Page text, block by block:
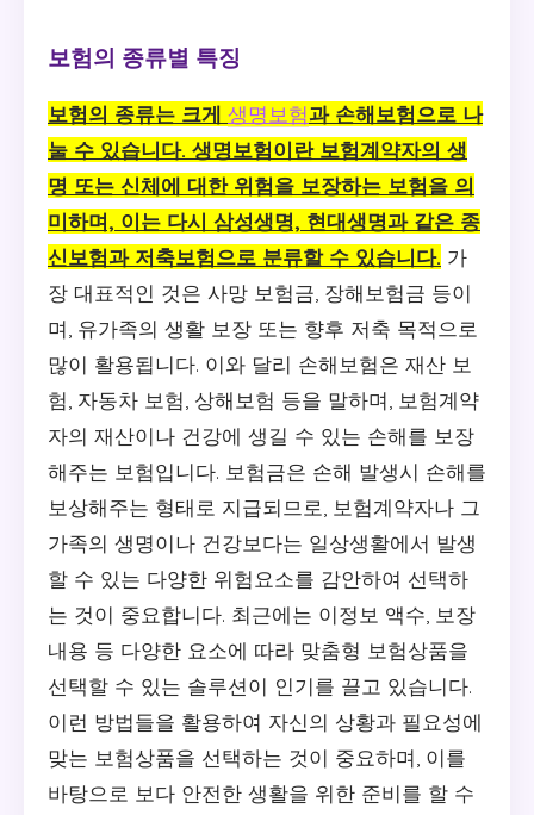
보험의 종류별 특징
보험의 종류는 크게 생명보험과 손해보험으로 나
눌 수 있습니다. 생명보험이란 보험계약자의 생
명 또는 신체에 대한 위험을 보장하는 보험을 의
미하며, 이는 다시 삼성생명, 현대생명과 같은 종
신보험과 저축보험으로 분류할 수 있습니다. 가
장 대표적인 것은 사망 보험금, 장해보험금 등이
며, 유가족의 생활 보장 또는 향후 저축 목적으로
많이 활용됩니다. 이와 달리 손해보험은 재산 보
험, 자동차 보험, 상해보험 등을 말하며, 보험계약
자의 재산이나 건강에 생길 수 있는 손해를 보장
해주는 보험입니다. 보험금은 손해 발생시 손해를
보상해주는 형태로 지급되므로, 보험계약자나 그
가족의 생명이나 건강보다는 일상생활에서 발생
할 수 있는 다양한 위험요소를 감안하여 선택하
는 것이 중요합니다. 최근에는 이정보 액수, 보장
내용 등 다양한 요소에 따라 맞춤형 보험상품을
선택할 수 있는 솔루션이 인기를 끌고 있습니다.
이런 방법들을 활용하여 자신의 상황과 필요성에
맞는 보험상품을 선택하는 것이 중요하며, 이를
바탕으로 보다 안전한 생활을 위한 준비를 할 수